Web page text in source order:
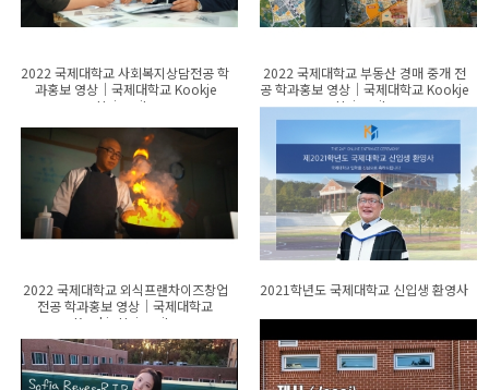
2022 국제대학교 사회복지상담전공 학
과홍보 영상│국제대학교 Kookje
University
2022 국제대학교 부동산 경매 중개 전
공 학과홍보 영상│국제대학교 Kookje
University
2022 국제대학교 외식프랜차이즈창업
전공 학과홍보 영상│국제대학교
Kookje University
2021학년도 국제대학교 신입생 환영사